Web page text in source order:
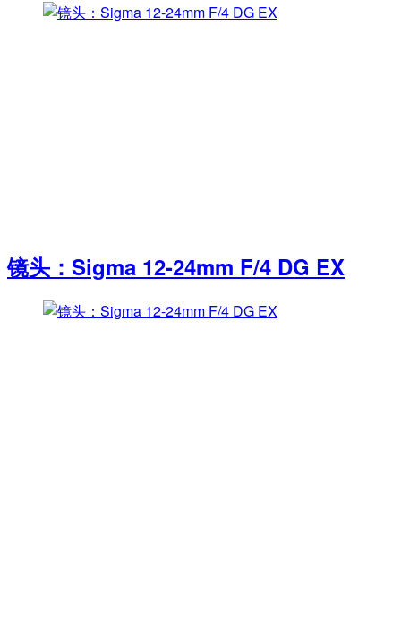
镜头：Sigma 12-24mm F/4 DG EX